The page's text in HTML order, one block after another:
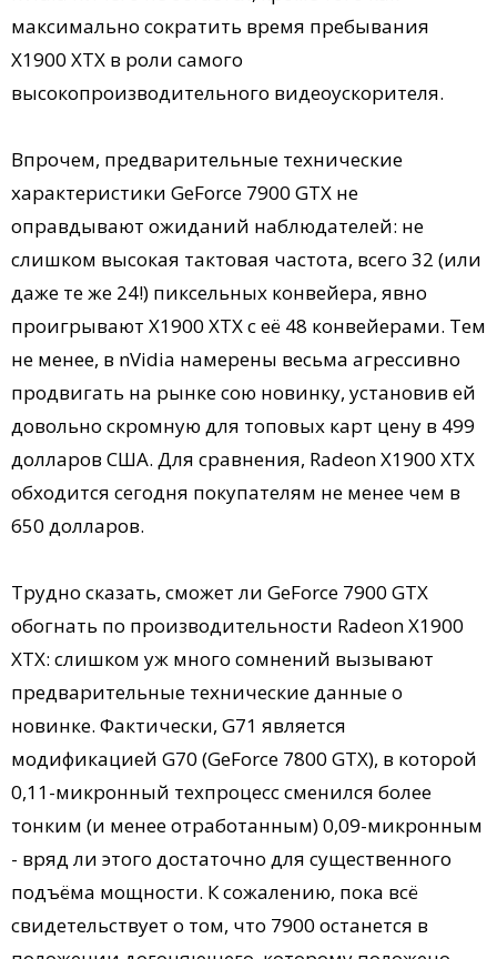
максимально сократить время пребывания
X1900 XTX в роли самого
высокопроизводительного видеоускорителя.
Впрочем, предварительные технические
характеристики GeForce 7900 GTX не
оправдывают ожиданий наблюдателей: не
слишком высокая тактовая частота, всего 32 (или
даже те же 24!) пиксельных конвейера, явно
проигрывают X1900 XTX с её 48 конвейерами. Тем
не менее, в nVidia намерены весьма агрессивно
продвигать на рынке сою новинку, установив ей
довольно скромную для топовых карт цену в 499
долларов США. Для сравнения, Radeon X1900 XTX
обходится сегодня покупателям не менее чем в
650 долларов.
Трудно сказать, сможет ли GeForce 7900 GTX
обогнать по производительности Radeon X1900
XTX: слишком уж много сомнений вызывают
предварительные технические данные о
новинке. Фактически, G71 является
модификацией G70 (GeForce 7800 GTX), в которой
0,11-микронный техпроцесс сменился более
тонким (и менее отработанным) 0,09-микронным
- вряд ли этого достаточно для существенного
подъёма мощности. К сожалению, пока всё
свидетельствует о том, что 7900 останется в